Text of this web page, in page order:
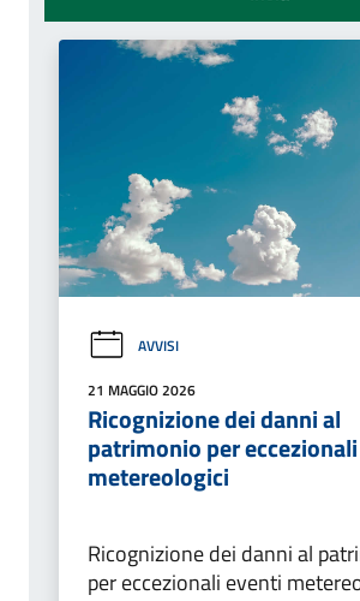
AVVISI
21 MAGGIO 2026
Ricognizione dei danni al
patrimonio per
metereologici
Ricognizione dei danni al
per eccezionali eventi